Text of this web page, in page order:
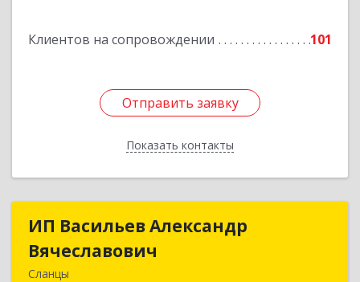
Клиентов на сопровождении 101
Отправить заявку
Показать контакты
Отправить заявку
Назад
ИП Васильев Александр
Вячеславович
Сланцы
ИП Васильев Александр